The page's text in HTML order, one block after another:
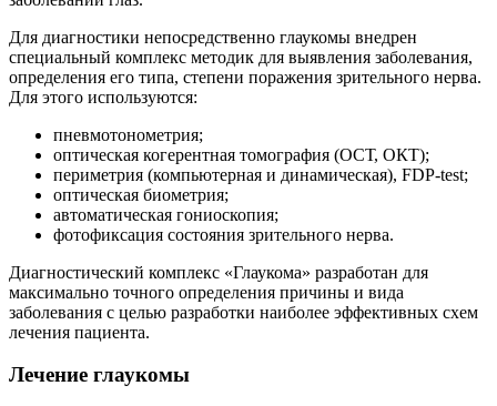
Для диагностики непосредственно глаукомы внедрен
специальный комплекс методик для выявления заболевания,
определения его типа, степени поражения зрительного нерва.
Для этого используются:
пневмотонометрия;
оптическая когерентная томография (ОСТ, ОКТ);
периметрия (компьютерная и динамическая), FDP-test;
оптическая биометрия;
автоматическая гониоскопия;
фотофиксация состояния зрительного нерва.
Диагностический комплекс «Глаукома» разработан для
максимально точного определения причины и вида
заболевания с целью разработки наиболее эффективных схем
лечения пациента.
Лечение глаукомы